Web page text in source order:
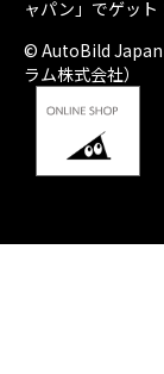
ャパン」でゲット
© AutoBild Japan
ラム株式会社）